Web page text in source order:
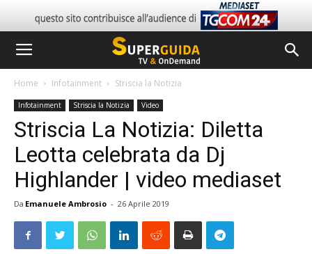
Home Infotainment Striscia la Notizia
Infotainment Striscia la Notizia Video
Striscia La Notizia: Diletta
Leotta celebrata da Dj
Highlander | video mediaset
Da Emanuele Ambrosio - 26 Aprile 2019